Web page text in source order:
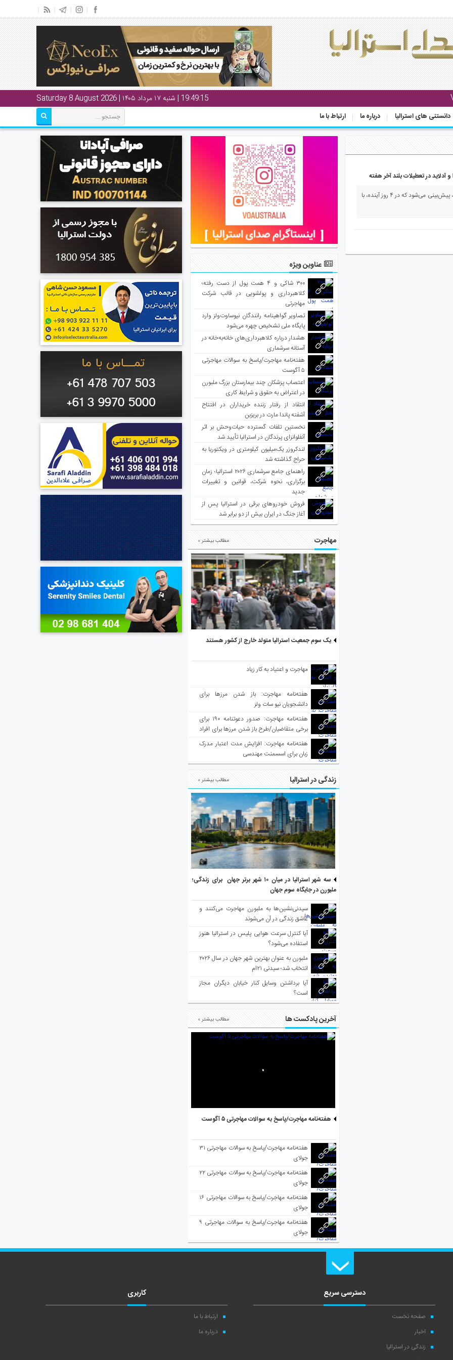
19:49:15 | شنبه ۱۷ مرداد ۱۴۰۵ | Saturday 8 August 2026
دانستنی های استرالیا درباره ما ارتباط با ما
آدلاید در تعطیلات بلند آخر هفته
صدای استرالیا– با ورود یک موج گرمایی، پیش‌بینی می‌شود که در ۴ روز آینده، با
عناوین ویژه
۳۰۰ شاکی و ۴ همت پول از دست رفته؛
کلاهبرداری و پولشویی در قالب شرکت
مهاجرتی
تصاویر گواهینامه رانندگان نیوساوت‌ولز وارد
پایگاه ملی تشخیص چهره می‌شود
هشدار درباره کلاهبرداری‌های خانه‌به‌خانه در
آستانه سرشماری
هفته‌نامه مهاجرت/پاسخ به سوالات مهاجرتی
۵ آگوست
اعتصاب پزشکان چند بیمارستان بزرگ ملبورن
در اعتراض به حقوق و شرایط کاری
انتقاد از رفتار زننده خریداران در افتتاح
آشفته پاندا مارت در بریزبن
نخستین تلفات گسترده حیات‌وحش بر اثر
آنفلوانزای پرندگان در استرالیا تأیید شد
لندکروزر یک‌میلیون کیلومتری در ویکتوریا به
حراج گذاشته شد
راهنمای جامع سرشماری ۲۰۲۶ استرالیا؛ زمان
برگزاری، نحوه شرکت، قوانین و تغییرات
جدید
فروش خودروهای برقی در استرالیا پس از
آغاز جنگ در ایران بیش از دو برابر شد
مهاجرت مطالب بیشتر »
یک سوم جمعیت استرالیا متولد خارج از کشور هستند
مهاجرت و اعتیاد به کار زیاد
هفته‌نامه مهاجرت: باز شدن مرزها برای
دانشجویان نیو سات ولز
هفته‌نامه مهاجرت: صدور دعوتنامه ۱۹۰ برای
برخی متقاضیان/طرح باز شدن مرزها برای افراد
واکسینه شده
هفته‌نامه مهاجرت: افزایش مدت اعتبار مدرک
زبان برای اسسمنت مهندسی
زندگی در استرالیا مطالب بیشتر »
سه شهر استرالیا در میان ۱۰ شهر برتر جهان برای زندگی؛
ملبورن در جایگاه سوم جهان
سیدنی‌نشین‌ها به ملبورن مهاجرت می‌کنند و
عاشق زندگی در آن می‌شوند
آیا کنترل سرعت هوایی پلیس در استرالیا هنوز
استفاده می‌شود؟
ملبورن به عنوان بهترین شهر جهان در سال ۲۰۲۶
انتخاب شد؛ سیدنی ۲۱‌ام
آیا برداشتن وسایل کنار خیابان دیگران مجاز
است؟
آخرین پادکست ها مطالب بیشتر »
هفته‌نامه مهاجرت/پاسخ به سوالات مهاجرتی ۵ آگوست
هفته‌نامه مهاجرت/پاسخ به سوالات مهاجرتی ۳۱
جولای
هفته‌نامه مهاجرت/پاسخ به سوالات مهاجرتی ۲۲
جولای
هفته‌نامه مهاجرت/پاسخ به سوالات مهاجرتی ۱۶
جولای
هفته‌نامه مهاجرت/پاسخ به سوالات مهاجرتی ۹
جولای
دسترسی سریع
صفحه نخست
اخبار
زندگی در استرالیا
کاربری
ارتباط با ما
درباره ما